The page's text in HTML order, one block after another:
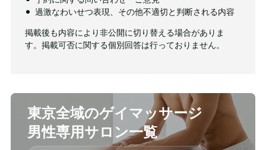
東京全域のゲイマッサージ
男性専用サロン一覧
過激なわいせつ表現、その他不適切と判断される内容
掲載後も内容により非公開に切り替える場合がありま
す。掲載可否に関する個別回答は行っておりません。